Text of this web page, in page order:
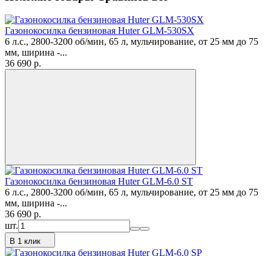
Газонокосилка бензиновая Huter GLM-530SX
6 л.с., 2800-3200 об/мин, 65 л, мульчирование, от 25 мм до 75
мм, ширина -...
36 690 p.
Газонокосилка бензиновая Huter GLM-6.0 ST
6 л.с., 2800-3200 об/мин, 65 л, мульчирование, от 25 мм до 75
мм, ширина -...
36 690 p.
шт.
В 1 клик